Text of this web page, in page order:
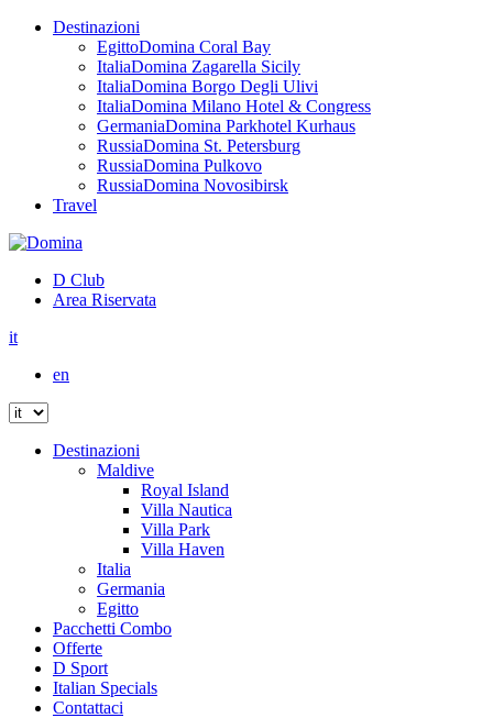
Destinazioni
EgittoDomina Coral Bay
ItaliaDomina Zagarella Sicily
ItaliaDomina Borgo Degli Ulivi
ItaliaDomina Milano Hotel & Congress
GermaniaDomina Parkhotel Kurhaus
RussiaDomina St. Petersburg
RussiaDomina Pulkovo
RussiaDomina Novosibirsk
Travel
D Club
Area Riservata
it
en
Destinazioni
Maldive
Royal Island
Villa Nautica
Villa Park
Villa Haven
Italia
Germania
Egitto
Pacchetti Combo
Offerte
D Sport
Italian Specials
Contattaci